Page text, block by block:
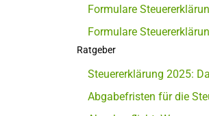
Formulare
Formulare
Ratgeber
Steuererklärung 2025:
Abgabefristen für die